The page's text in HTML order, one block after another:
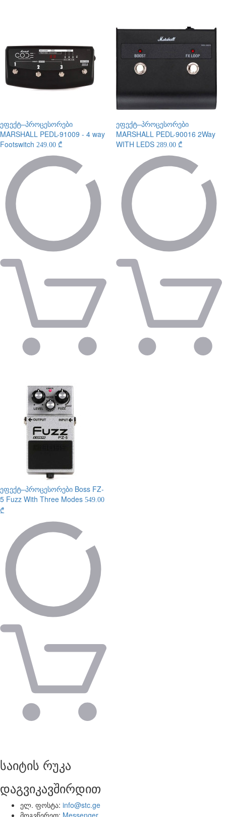
ეფექტ–პროცესორები
MARSHALL PEDL-91009 - 4 way
Footswitch 249.00 ₾
ეფექტ–პროცესორები
MARSHALL PEDL-90016 2Way
WITH LEDS 289.00 ₾
ეფექტ–პროცესორები Boss FZ-
5 Fuzz With Three Modes 549.00
₾
საიტის რუკა
დაგვიკავშირდით
ელ. ფოსტა: info@stc.ge